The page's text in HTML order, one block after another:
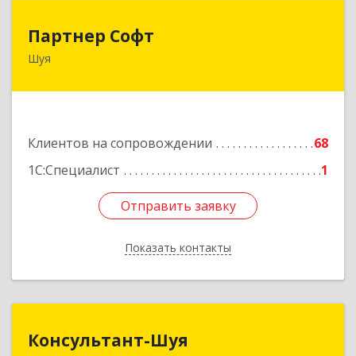
Партнер Софт
Шуя
Клиентов на сопровождении
68
1С:Специалист
1
Отправить заявку
Показать контакты
155900, Ивановская обл, Шуйский р-н, Шуя г,
Отправить заявку
Назад
Консультант-Шуя